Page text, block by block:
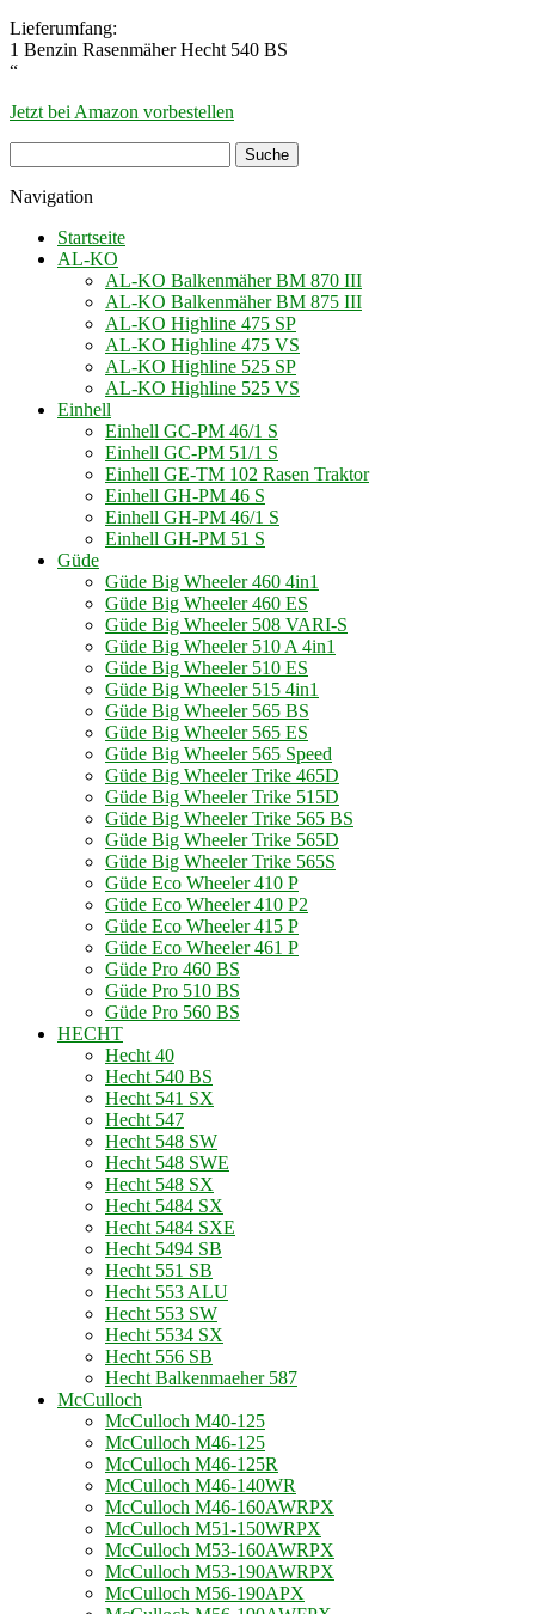
Lieferumfang:
1 Benzin Rasenmäher Hecht 540 BS
“
Jetzt bei Amazon vorbestellen
Navigation
Startseite
AL-KO
AL-KO Balkenmäher BM 870 III
AL-KO Balkenmäher BM 875 III
AL-KO Highline 475 SP
AL-KO Highline 475 VS
AL-KO Highline 525 SP
AL-KO Highline 525 VS
Einhell
Einhell GC-PM 46/1 S
Einhell GC-PM 51/1 S
Einhell GE-TM 102 Rasen Traktor
Einhell GH-PM 46 S
Einhell GH-PM 46/1 S
Einhell GH-PM 51 S
Güde
Güde Big Wheeler 460 4in1
Güde Big Wheeler 460 ES
Güde Big Wheeler 508 VARI-S
Güde Big Wheeler 510 A 4in1
Güde Big Wheeler 510 ES
Güde Big Wheeler 515 4in1
Güde Big Wheeler 565 BS
Güde Big Wheeler 565 ES
Güde Big Wheeler 565 Speed
Güde Big Wheeler Trike 465D
Güde Big Wheeler Trike 515D
Güde Big Wheeler Trike 565 BS
Güde Big Wheeler Trike 565D
Güde Big Wheeler Trike 565S
Güde Eco Wheeler 410 P
Güde Eco Wheeler 410 P2
Güde Eco Wheeler 415 P
Güde Eco Wheeler 461 P
Güde Pro 460 BS
Güde Pro 510 BS
Güde Pro 560 BS
HECHT
Hecht 40
Hecht 540 BS
Hecht 541 SX
Hecht 547
Hecht 548 SW
Hecht 548 SWE
Hecht 548 SX
Hecht 5484 SX
Hecht 5484 SXE
Hecht 5494 SB
Hecht 551 SB
Hecht 553 ALU
Hecht 553 SW
Hecht 5534 SX
Hecht 556 SB
Hecht Balkenmaeher 587
McCulloch
McCulloch M40-125
McCulloch M46-125
McCulloch M46-125R
McCulloch M46-140WR
McCulloch M46-160AWRPX
McCulloch M51-150WRPX
McCulloch M53-160AWRPX
McCulloch M53-190AWRPX
McCulloch M56-190APX